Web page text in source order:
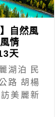
自然風
情
天
湖泊 民
路 胡楊
美麗新